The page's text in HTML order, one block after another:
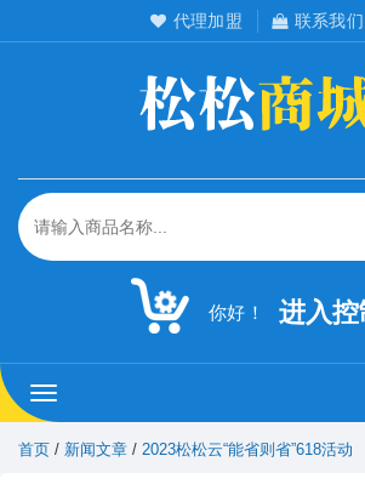
代理加盟 联系我们
你好！ 进入
松
松
作
首页 / 新闻文章 / 2023松松云“能省则省”618活动